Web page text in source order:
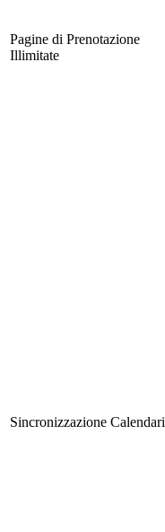
Pagine di Prenotazione
Illimitate
Sincronizzazione Calendari